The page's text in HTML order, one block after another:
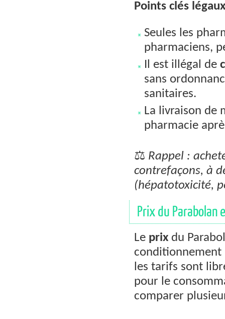
Points clés
Seules les
pharmaciens,
Il est illégal de
sans
sanitaires.
La livraison de
pharmacie
⚖️ Rappel :
contrefaçons, à
(hépatotoxicité,
Prix du Parabolan
Le prix du
conditionnement
les tarifs sont
pour le
comparer